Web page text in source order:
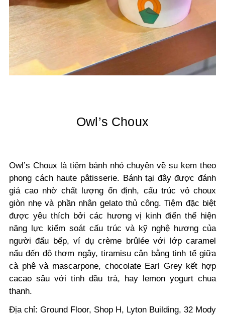
Owl’s Choux
Owl’s Choux là tiệm bánh nhỏ chuyên về su kem theo
phong cách haute pâtisserie. Bánh tại đây được đánh
giá cao nhờ chất lượng ổn định, cấu trúc vỏ choux
giòn nhẹ và phần nhân gelato thủ công. Tiệm đặc biệt
được yêu thích bởi các hương vị kinh điển thể hiện
năng lực kiểm soát cấu trúc và kỹ nghệ hương của
người đấu bếp, ví dụ crème brûlée với lớp caramel
nấu đến độ thơm ngậy, tiramisu cân bằng tinh tế giữa
cà phê và mascarpone, chocolate Earl Grey kết hợp
cacao sâu với tinh dầu trà, hay lemon yogurt chua
thanh.
Địa chỉ: Ground Floor, Shop H, Lyton Building, 32 Mody